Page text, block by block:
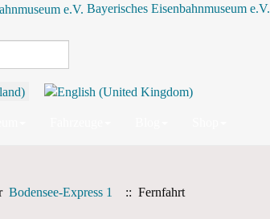
Bayerisches Eisenbahnmuseum e.V.
Bodensee-Express 1
:: Fernfahrt